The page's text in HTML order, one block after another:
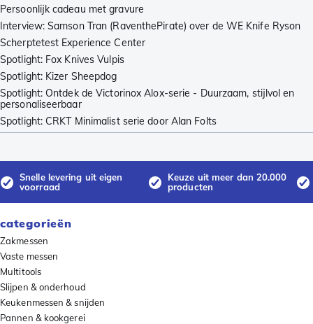
Persoonlijk cadeau met gravure
Interview: Samson Tran (RaventhePirate) over de WE Knife Ryson
Scherptetest Experience Center
Spotlight: Fox Knives Vulpis
Spotlight: Kizer Sheepdog
Spotlight: Ontdek de Victorinox Alox-serie - Duurzaam, stijlvol en
personaliseerbaar
Spotlight: CRKT Minimalist serie door Alan Folts
Snelle levering uit eigen
voorraad
Keuze uit meer dan 20.000
producten
categorieën
Zakmessen
Vaste messen
Multitools
Slijpen & onderhoud
Keukenmessen & snijden
Pannen & kookgerei